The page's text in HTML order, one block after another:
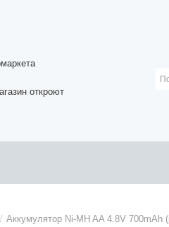
откроют
Аккумулятор Ni-MH AA 4.8V 700mAh